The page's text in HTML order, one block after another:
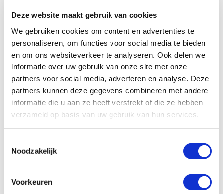
Deze website maakt gebruik van cookies
We gebruiken cookies om content en advertenties te
personaliseren, om functies voor social media te bieden
en om ons websiteverkeer te analyseren. Ook delen we
informatie over uw gebruik van onze site met onze
partners voor social media, adverteren en analyse. Deze
partners kunnen deze gegevens combineren met andere
informatie die u aan ze heeft verstrekt of die ze hebben
verzameld op basis van uw gebruik van hun services.
Noodzakelijk
Voorkeuren